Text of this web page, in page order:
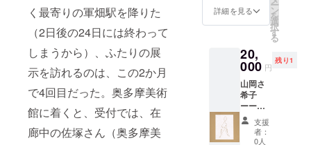
く最寄りの軍畑駅を降りた
（2日後の24日には終わって
しまうから）、ふたりの展
示を訪れるのは、この2か月
で4回目だった。奥多摩美術
館に着くと、受付では、在
廊中の佐塚さん（奥多摩美
岡さん
になっ
な感覚
になれ
て大変
たのし
い。・
・・
（つづ
きは応
援コメ
じたこ
とを文
うこと
が、少
しでも
仕事に
なった
ら良い
なと
思って
続くよ
うな絵
絵描き
だ。 早
速送っ
てくだ
さった
「平岡
手帖」
を読ん
でみて
ムース
な飲み
ジャ
リっと
した異
物が混
入した
やつ。
今年の3
月で安
と笑っ
てしま
かもご
自身の
誕生日
だった
とのこ
笑）。
そのと
作品に
り、書
かれて
いる景
色を眺
めてい
たりす
る。そ
うする
頃、
てくる
人や動
物は、
同じ空
間にい
るけれ
ど関わ
りがな
いよう
この作
品の額
装「額
片隅」
特別割
引チ
ケット
ーーー
ーー 応
援コメ
ント：
飯島剛
詳細を見る ー
ン
を
選
択
す
る
20,
000 円
残り1
山岡さ
希子
ーーー
ーー
●『平岡
手帖』
支援
者：
0人